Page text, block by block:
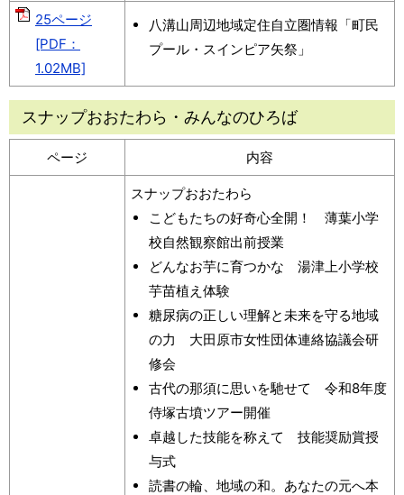
25ページ
[PDF：
1.02MB]
八溝山周辺地域定住自立圏情報「町民
プール・スインピア矢祭」
スナップおおたわら・みんなのひろば
ページ 内容
スナップおおたわら
こどもたちの好奇心全開！ 薄葉小学
校自然観察館出前授業
どんなお芋に育つかな 湯津上小学校
芋苗植え体験
糖尿病の正しい理解と未来を守る地域
の力 大田原市女性団体連絡協議会研
修会
古代の那須に思いを馳せて 令和8年度
侍塚古墳ツアー開催
卓越した技能を称えて 技能奨励賞授
与式
読書の輪、地域の和。あなたの元へ本